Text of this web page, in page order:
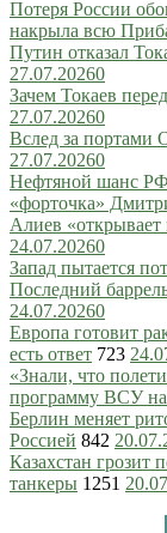
Потеря России
накрыла всю
Путин отказал
27.07.20260
Зачем Токаев
27.07.20260
Вслед за портами
27.07.20260
Нефтяной шанс
«форточка»
Алиев «открывает
24.07.20260
Запад пытается
Последний
24.07.20260
Европа готовит
есть ответ 723
«Знали, что
программу ВСУ на
Берлин меняет
Россией 842
Казахстан грозит
танкеры 1251